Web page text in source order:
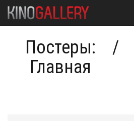
Постеры:
Главная
/